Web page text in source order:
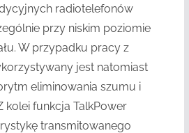
radiotelefonów
przy niskim poziomie
W przypadku pracy z
jest natomiast
eliminowania szumu i
kolei funkcja TalkPower
transmitowanego